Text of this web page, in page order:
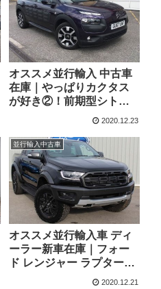
オススメ並行輸入 中古車
在庫｜やっぱりカクタス
が好き②！前期型シトロ
エン C4カクタス フレイア
1.2PureTech110 S&S
5MT
2020.12.23
並行輸入中古車
オススメ並行輸入車 ディ
ーラー新車在庫｜フォー
ド レンジャー ラプター
2020.12.21